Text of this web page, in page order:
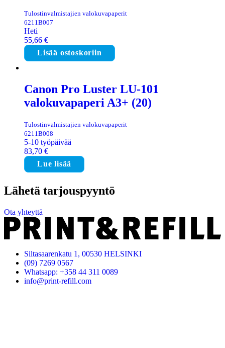
Tulostinvalmistajien valokuvapaperit
6211B007
Heti
55,66 €
Lisää ostoskoriin
Canon Pro Luster LU-101
valokuvapaperi A3+ (20)
Tulostinvalmistajien valokuvapaperit
6211B008
5-10 työpäivää
83,70 €
Lue lisää
Lähetä tarjouspyyntö
Ota yhteyttä
Siltasaarenkatu 1, 00530 HELSINKI
(09) 7269 0567
Whatsapp: +358 44 311 0089
info@print-refill.com